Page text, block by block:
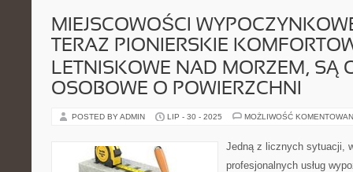
MIEJSCOWOŚCI
TERAZ PIONIERSKIE
LETNISKOWE NAD MORZEM, SĄ
OSOBOWE O POWIERZCHNI
POSTED BY ADMIN LIP - 30 - 2025 MOŻLIWOŚĆ
Jedną z licznych sytuacji,
profesjonalnych usług